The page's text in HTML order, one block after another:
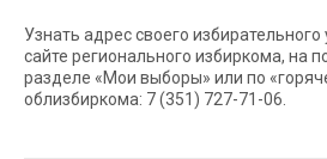
Узнать адрес своего
сайте регионального избиркома, на
разделе «Мои выборы» или по
облизбиркома: 7 (351) 727-71-06.